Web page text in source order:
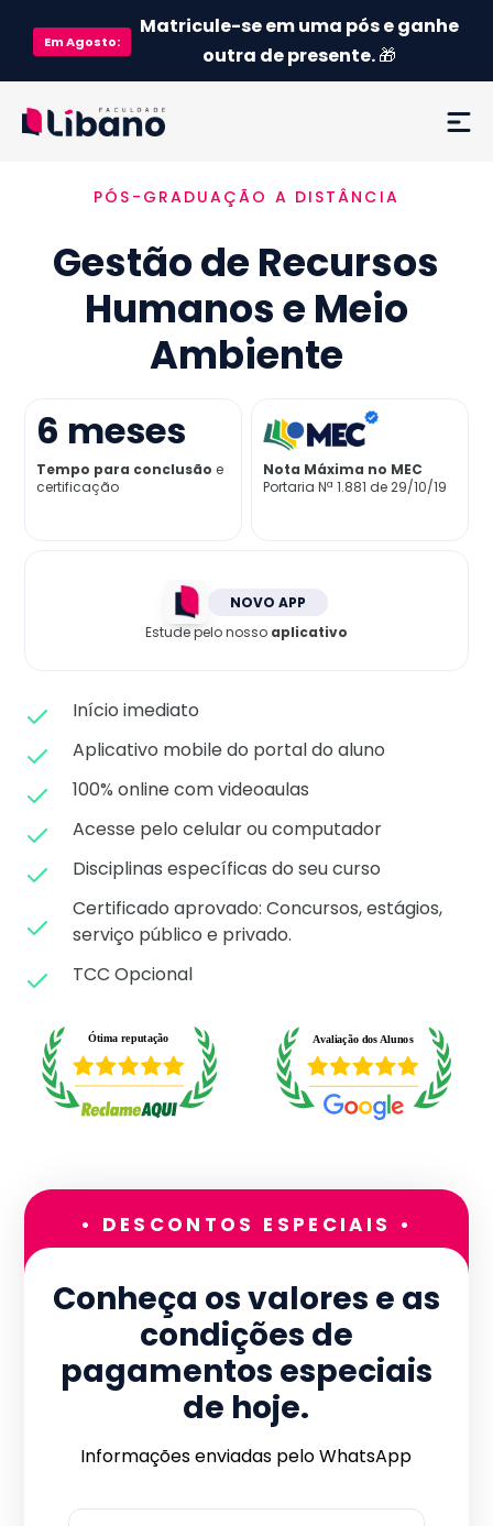
EmAgosto:
Matricule-se em uma pós e ganhe
outra de presente.🎁
Ementa
Como funciona
Credenciamento MEC
Já sou aluno
PÓS-GRADUAÇÃO A DISTÂNCIA
Gestão de Recursos
Humanos e Meio
Ambiente
6 meses
Tempo para conclusão e
certificação
Nota Máxima no MEC
Portaria Nª 1.881 de 29/10/19
NOVO APP
Estude pelo nosso aplicativo
Início imediato
Aplicativo mobile do portal do aluno
100% online com videoaulas
Acesse pelo celular ou computador
Disciplinas específicas do seu curso
Certificado aprovado: Concursos, estágios,
serviço público e privado.
TCC Opcional
• DESCONTOS ESPECIAIS •
Conheça os valores e as
condições de
pagamentos especiais
de hoje.
Informações enviadas pelo WhatsApp